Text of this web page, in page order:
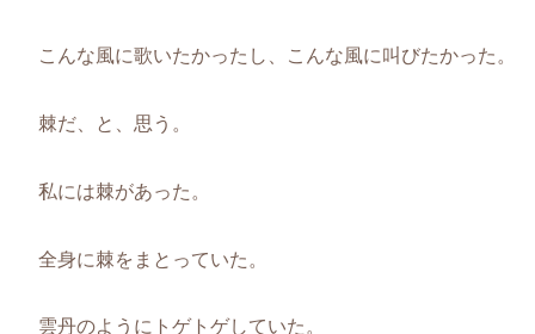
こんな風に歌いたかったし、こんな風に叫びたかった。
棘だ、と、思う。
私には棘があった。
全身に棘をまとっていた。
雲丹のようにトゲトゲしていた。